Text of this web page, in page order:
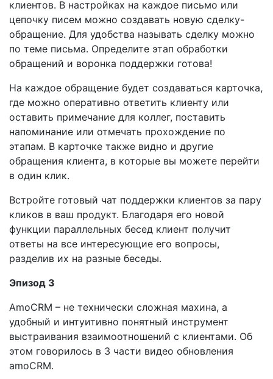
клиентов. В настройках на каждое письмо или
цепочку писем можно создавать новую сделку-
обращение. Для удобства называть сделку можно
по теме письма. Определите этап обработки
обращений и воронка поддержки готова!
На каждое обращение будет создаваться карточка,
где можно оперативно ответить клиенту или
оставить примечание для коллег, поставить
напоминание или отмечать прохождение по
этапам. В карточке также видно и другие
обращения клиента, в которые вы можете перейти
в один клик.
Встройте готовый чат поддержки клиентов за пару
кликов в ваш продукт. Благодаря его новой
функции параллельных бесед клиент получит
ответы на все интересующие его вопросы,
разделив их на разные беседы.
Эпизод 3
AmoCRM – не технически сложная махина, а
удобный и интуитивно понятный инструмент
выстраивания взаимоотношений с клиентами. Об
этом говорилось в 3 части видео обновления
amoCRM.